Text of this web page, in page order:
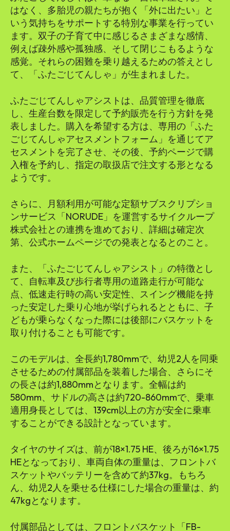
はなく、多胎児の親たちが抱く「外に出たい」と
いう気持ちをサポートする特別な事業を行ってい
ます。双子の子育て中に感じるさまざまな感情、
例えば疎外感や孤独感、そして閉じこもるような
感覚。それらの困難を乗り越えるための答えとし
て、「ふたごじてんしゃ」が生まれました。
ふたごじてんしゃアシストは、品質管理を徹底
し、生産台数を限定して予約販売を行う方針を発
表しました。購入を希望する方は、専用の「ふた
ごじてんしゃアセスメントフォーム」を通じてア
セスメントを完了させ、その後、予約ページで購
入権を予約し、指定の取扱店で注文する形となる
ようです。
さらに、月額利用が可能な定額サブスクリプショ
ンサービス「NORUDE」を運営するサイクループ
株式会社との連携を進めており、詳細は確定次
第、公式ホームページでの発表となるとのこと。
また、「ふたごじてんしゃアシスト」の特徴とし
て、自転車及び歩行者専用の道路走行が可能な
点、低速走行時の高い安定性、スイング機能を持
った安定した乗り心地が挙げられるとともに、子
どもが乗らなくなった際には後部にバスケットを
取り付けることも可能です。
このモデルは、全長約1,780mmで、幼児2人を同乗
させるための付属部品を装着した場合、さらにそ
の長さは約1,880mmとなります。全幅は約
580mm、サドルの高さは約720-860mmで、乗車
適用身長としては、139cm以上の方が安全に乗車
することができる設計となっています。
タイヤのサイズは、前が18×1.75 HE、後ろが16×1.75
HEとなっており、車両自体の重量は、フロントバ
スケットやバッテリーを含めて約37kg。もちろ
ん、幼児2人を乗せる仕様にした場合の重量は、約
47kgとなります。
付属部品としては、フロントバスケット「FB-